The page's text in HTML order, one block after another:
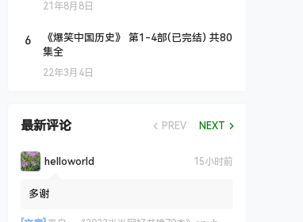
21年8月8日
6
《爆笑中国历史》 第1-4部(已完结) 共80
集全
22年3月4日
最新评论 PREV NEXT
helloworld 15小时前
多谢